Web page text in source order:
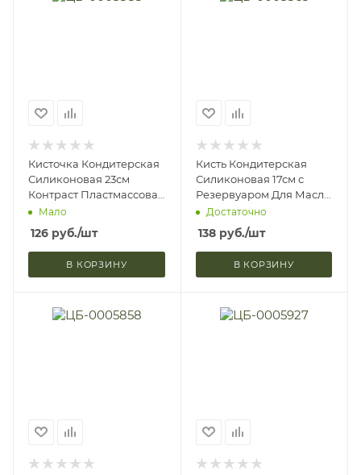
Кисточка Кондитерская
Силиконовая 23см
Контраст Пластмассовая
Ручка Микс Доляна
4716650 (1/480)
Мало
126 руб./шт
В КОРЗИНУ
Кисть Кондитерская
Силиконовая 17см с
Резервуаром Для Масла
Фобос Микс Доляна
178105 (1/600)
Достаточно
138руб./шт
В КОРЗИНУ